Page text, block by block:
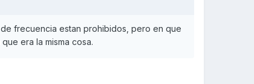
frecuencia estan prohibidos, pero en que
era la misma cosa.